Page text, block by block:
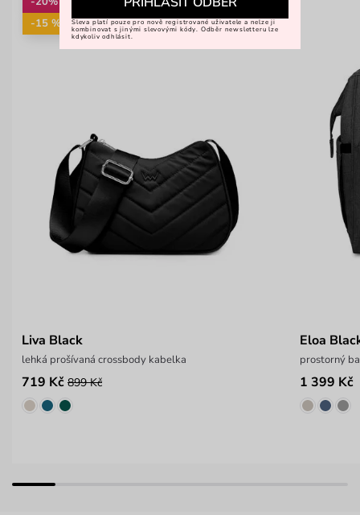
-15 %: KAB15
Liva Black
lehká prošívaná crossbody kabelka
719 Kč 899 Kč
Eloa
prostorný
1 399 Kč
Sleva platí pouze pro nově registrované uživatele a nelze ji
kombinovat s jinými slevovými kódy. Odběr newsletteru lze
kdykoliv odhlásit.